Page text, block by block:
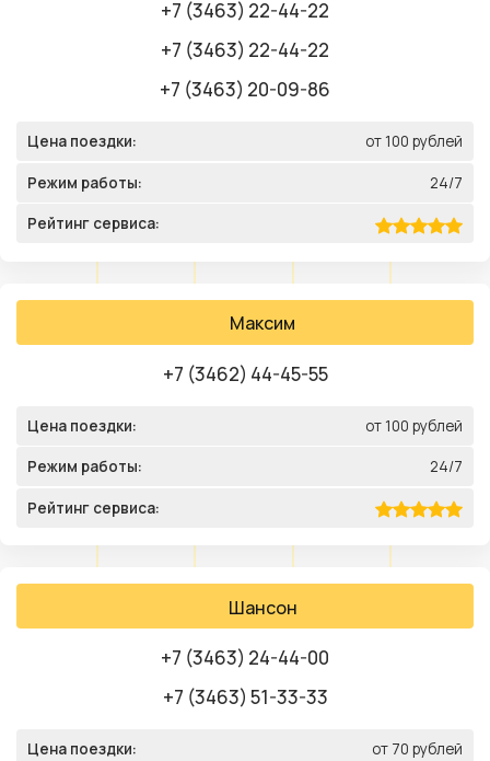
+7 (3463) 22-44-22
+7 (3463) 22-44-22
+7 (3463) 20-09-86
Цена поездки: от 100 рублей
Режим работы: 24/7
Рейтинг сервиса:
Максим
+7 (3462) 44-45-55
Цена поездки: от 100 рублей
Режим работы: 24/7
Рейтинг сервиса:
Шансон
+7 (3463) 24-44-00
+7 (3463) 51-33-33
Цена поездки: от 70 рублей